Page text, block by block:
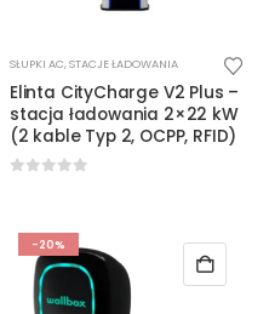
produkt
ma
wiele
wariantów.
wybrać
stronie
SŁUPKI AC,STACJE ŁADOWANIA
Elinta CityCharge V2 Plus –
stacja ładowania 2×22 kW
(2 kable Typ 2, OCPP, RFID)
-20%